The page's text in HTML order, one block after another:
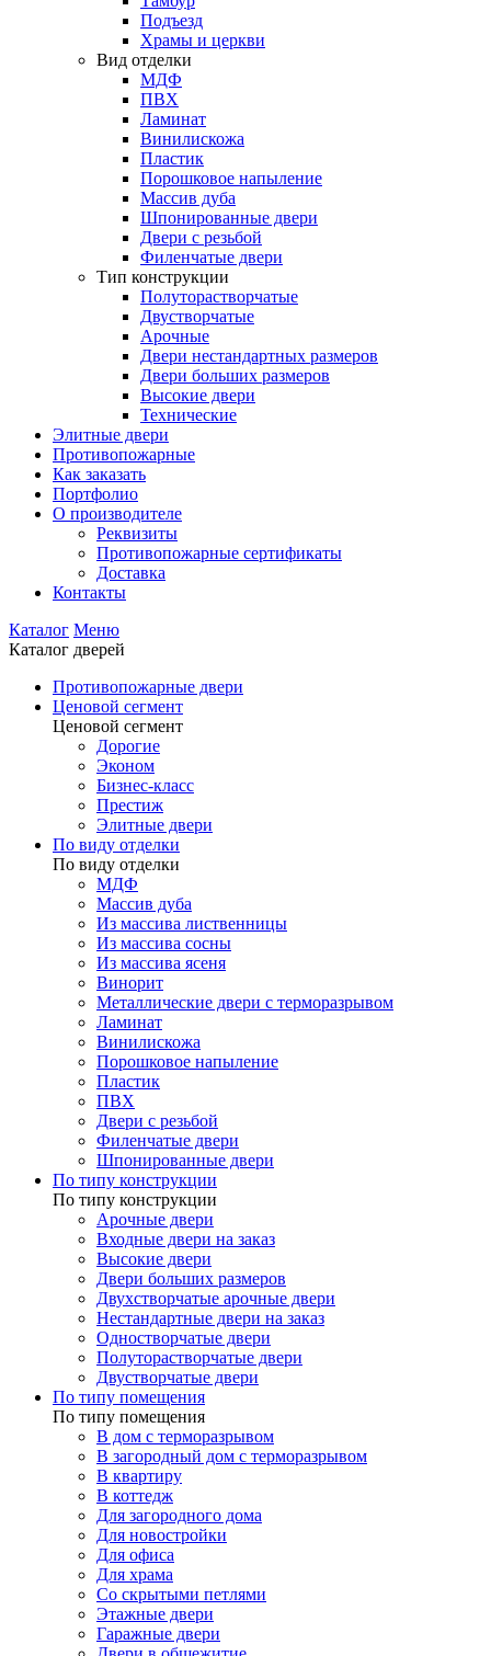
Подъезд
Храмы и церкви
Вид отделки
МДФ
ПВХ
Ламинат
Винилискожа
Пластик
Порошковое напыление
Массив дуба
Шпонированные двери
Двери с резьбой
Филенчатые двери
Тип конструкции
Полуторастворчатые
Двустворчатые
Арочные
Двери нестандартных размеров
Двери больших размеров
Высокие двери
Технические
Элитные двери
Противопожарные
Как заказать
Портфолио
О производителе
Реквизиты
Противопожарные сертификаты
Доставка
Контакты
Каталог Меню
Каталог дверей
Противопожарные двери
Ценовой сегмент
Ценовой сегмент
Дорогие
Эконом
Бизнес-класс
Престиж
Элитные двери
По виду отделки
По виду отделки
МДФ
Массив дуба
Из массива лиственницы
Из массива сосны
Из массива ясеня
Винорит
Металлические двери с терморазрывом
Ламинат
Винилискожа
Порошковое напыление
Пластик
ПВХ
Двери с резьбой
Филенчатые двери
Шпонированные двери
По типу конструкции
По типу конструкции
Арочные двери
Входные двери на заказ
Высокие двери
Двери больших размеров
Двухстворчатые арочные двери
Нестандартные двери на заказ
Одностворчатые двери
Полуторастворчатые двери
Двустворчатые двери
По типу помещения
По типу помещения
В дом с терморазрывом
В загородный дом с терморазрывом
В квартиру
В коттедж
Для загородного дома
Для новостройки
Для офиса
Для храма
Со скрытыми петлями
Этажные двери
Гаражные двери